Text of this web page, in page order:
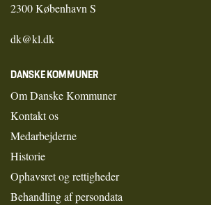
2300 København S
dk@kl.dk
DANSKE KOMMUNER
Om Danske Kommuner
Kontakt os
Medarbejderne
Historie
Ophavsret og rettigheder
Behandling af persondata